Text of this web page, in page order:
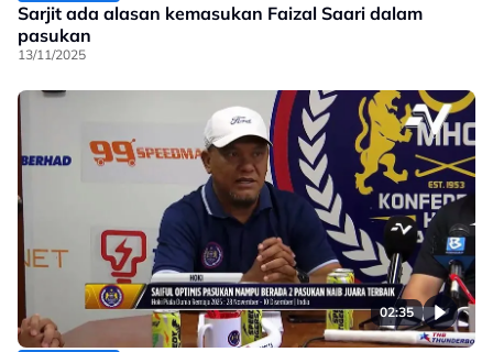
Sarjit ada alasan kemasukan Faizal Saari dalam
pasukan
13/11/2025
02:35